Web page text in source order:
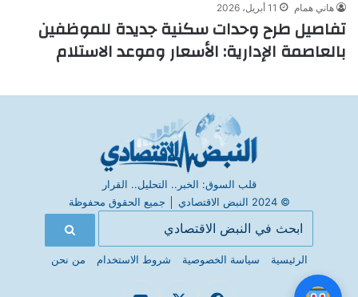
هاني همام 11 أبريل، 2026
تفاصيل طرح وحدات سكنية جديدة للموظفين
بالعاصمة الإدارية: الأسعار وموعد الاستلام
قلب السوق: الخبر.. التحليل.. القرار
© 2024 النبض الاقتصادي
جميع الحقوق محفوظة
الرئيسية سياسة الخصوصية شروط الاستخدام من نحن